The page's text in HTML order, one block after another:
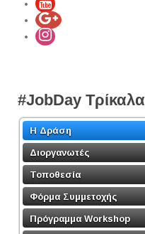
#JobDay Τρίκαλα
Η Δράση
Διοργανωτές
Τοποθεσία
Φόρμα Συμμετοχής
Πρόγραμμα Workshop